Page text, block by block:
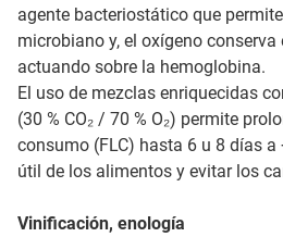
agente bacteriostático que
microbiano y, el oxígeno
actuando sobre la hemoglobina.
El uso de mezclas enriquecidas
(30 % CO₂ / 70 % O₂) permite
consumo (FLC) hasta 6 u 8 días a
útil de los alimentos y evitar los
Vinificación, enología